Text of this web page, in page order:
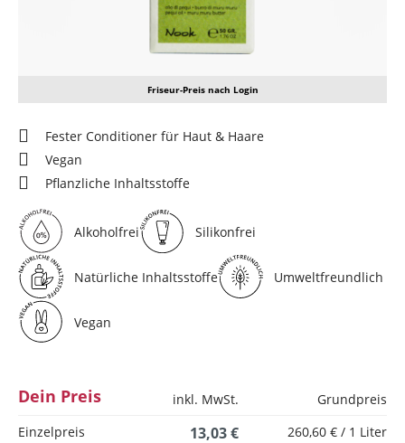
Friseur-Preis nach Login
Fester Conditioner für Haut & Haare
Vegan
Pflanzliche Inhaltsstoffe
Alkoholfrei Silikonfrei
Natürliche Inhaltsstoffe Umweltfreundlich
Vegan
Dein Preis inkl. MwSt.
Grundpreis
Einzelpreis
13,03 € 260,60 € / 1 Liter